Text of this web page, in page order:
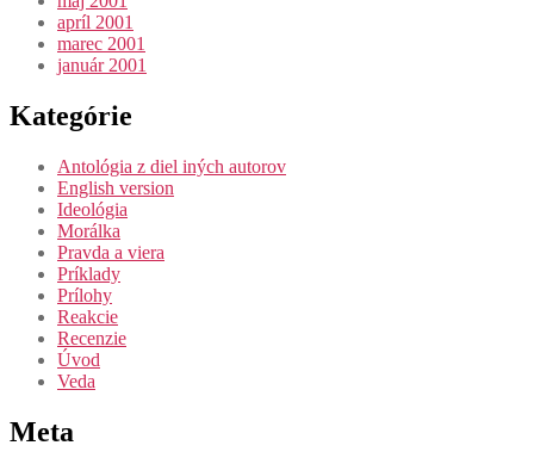
apríl 2001
marec 2001
január 2001
Kategórie
Antológia z diel iných autorov
English version
Ideológia
Morálka
Pravda a viera
Príklady
Prílohy
Reakcie
Recenzie
Úvod
Veda
Meta